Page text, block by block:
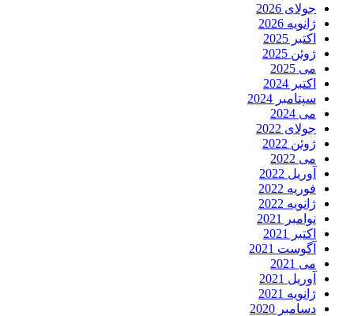
جولای 2026
ژانویه 2026
اکتبر 2025
ژوئن 2025
می 2025
اکتبر 2024
سپتامبر 2024
می 2024
جولای 2022
ژوئن 2022
می 2022
آوریل 2022
فوریه 2022
ژانویه 2022
نوامبر 2021
اکتبر 2021
آگوست 2021
می 2021
آوریل 2021
ژانویه 2021
دسامبر 2020